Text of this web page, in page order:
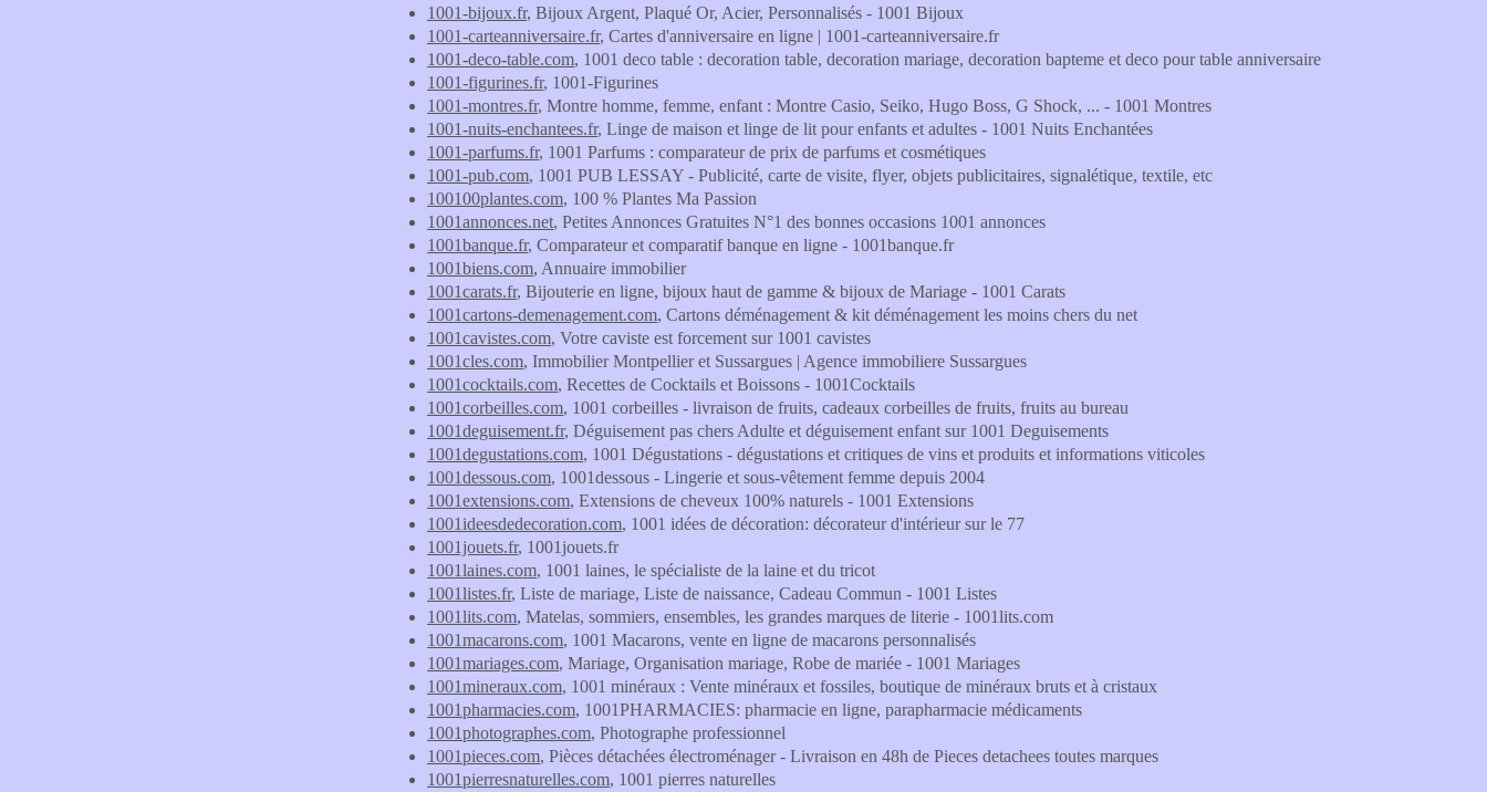
1001-bijoux.fr, Bijoux Argent, Plaqué Or, Acier, Personnalisés - 1001 Bijoux
1001-carteanniversaire.fr, Cartes d'anniversaire en ligne | 1001-carteanniversaire.fr
1001-deco-table.com, 1001 deco table : decoration table, decoration mariage, decoration bapteme et deco pour table anniversaire
1001-figurines.fr, 1001-Figurines
1001-montres.fr, Montre homme, femme, enfant : Montre Casio, Seiko, Hugo Boss, G Shock, ... - 1001 Montres
1001-nuits-enchantees.fr, Linge de maison et linge de lit pour enfants et adultes - 1001 Nuits Enchantées
1001-parfums.fr, 1001 Parfums : comparateur de prix de parfums et cosmétiques
1001-pub.com, 1001 PUB LESSAY - Publicité, carte de visite, flyer, objets publicitaires, signalétique, textile, etc
100100plantes.com, 100 % Plantes Ma Passion
1001annonces.net, Petites Annonces Gratuites N°1 des bonnes occasions 1001 annonces
1001banque.fr, Comparateur et comparatif banque en ligne - 1001banque.fr
1001biens.com, Annuaire immobilier
1001carats.fr, Bijouterie en ligne, bijoux haut de gamme & bijoux de Mariage - 1001 Carats
1001cartons-demenagement.com, Cartons déménagement & kit déménagement les moins chers du net
1001cavistes.com, Votre caviste est forcement sur 1001 cavistes
1001cles.com, Immobilier Montpellier et Sussargues | Agence immobiliere Sussargues
1001cocktails.com, Recettes de Cocktails et Boissons - 1001Cocktails
1001corbeilles.com, 1001 corbeilles - livraison de fruits, cadeaux corbeilles de fruits, fruits au bureau
1001deguisement.fr, Déguisement pas chers Adulte et déguisement enfant sur 1001 Deguisements
1001degustations.com, 1001 Dégustations - dégustations et critiques de vins et produits et informations viticoles
1001dessous.com, 1001dessous - Lingerie et sous-vêtement femme depuis 2004
1001extensions.com, Extensions de cheveux 100% naturels - 1001 Extensions
1001ideesdedecoration.com, 1001 idées de décoration: décorateur d'intérieur sur le 77
1001jouets.fr, 1001jouets.fr
1001laines.com, 1001 laines, le spécialiste de la laine et du tricot
1001listes.fr, Liste de mariage, Liste de naissance, Cadeau Commun - 1001 Listes
1001lits.com, Matelas, sommiers, ensembles, les grandes marques de literie - 1001lits.com
1001macarons.com, 1001 Macarons, vente en ligne de macarons personnalisés
1001mariages.com, Mariage, Organisation mariage, Robe de mariée - 1001 Mariages
1001mineraux.com, 1001 minéraux : Vente minéraux et fossiles, boutique de minéraux bruts et à cristaux
1001pharmacies.com, 1001PHARMACIES: pharmacie en ligne, parapharmacie médicaments
1001photographes.com, Photographe professionnel
1001pieces.com, Pièces détachées électroménager - Livraison en 48h de Pieces detachees toutes marques
1001pierresnaturelles.com, 1001 pierres naturelles